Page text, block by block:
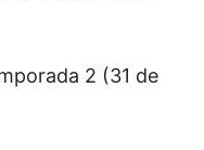
2 (31 de